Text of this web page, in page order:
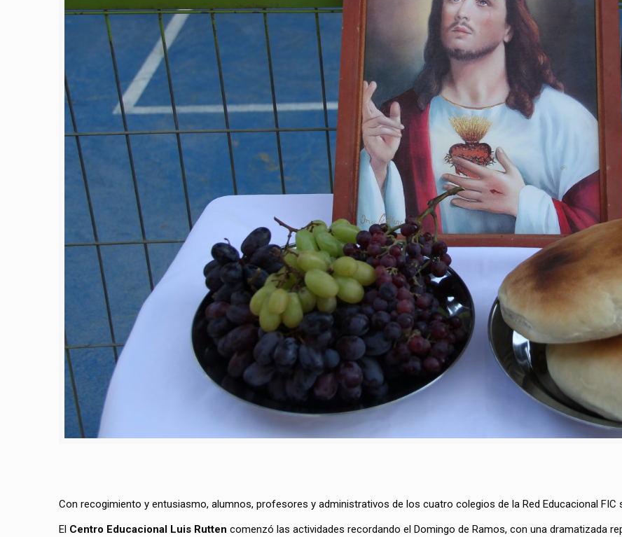
Con recogimiento y entusiasmo, alumnos, profesores y administrativos de los cuatro colegios de la Red Educacional FIC
El Centro Educacional Luis Rutten comenzó las actividades recordando el Domingo de Ramos, con una dramatizada